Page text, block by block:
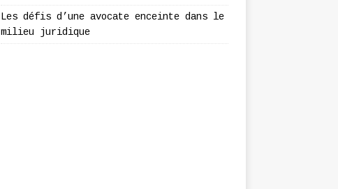
Les défis d’une avocate enceinte dans le
milieu juridique